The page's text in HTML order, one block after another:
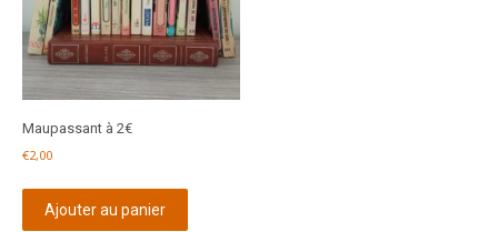
Maupassant à 2€
€2,00
Ajouter au panier